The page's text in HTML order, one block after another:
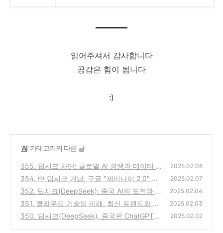
읽어주셔서 감사합니다
공감은 힘이 됩니다
:)
'AI' 카테고리의 다른 글
355. 딥시크 차단: 글로벌 AI 경쟁과 데이터 보
안 논란
(0)
2025.02.08
354. 中 딥시크 겨냥, 구글 "제미나이 2.0" 출
시: AI 시장의 새로운 경쟁 구도
(0)
2025.02.07
352. 딥시크(DeepSeek): 중국 AI의 도전과 글
로벌 시장의 반응
(0)
2025.02.04
351. 클라우드 기술의 미래: 최신 트렌드와 기
업들의 대응 전략
(0)
2025.02.03
350. 딥시크(DeepSeek), 중국판 ChatGPT?
2025.02.02